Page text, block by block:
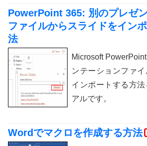
PowerPoint 365: 別のプレゼ
ファイルからスライドをイン
法
Microsoft
ンテーションファ
インポートする方
アルです。
Wordでマクロを作成する方法